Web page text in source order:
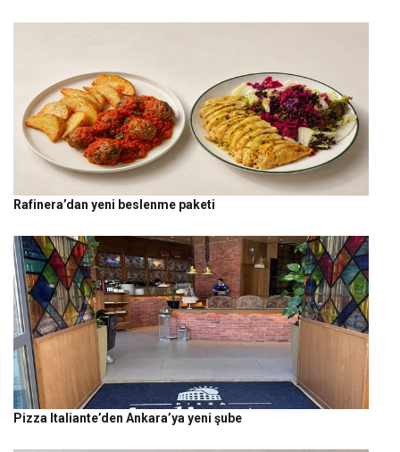
Rafinera’dan yeni beslenme paketi
Pizza Italiante’den Ankara’ya yeni şube